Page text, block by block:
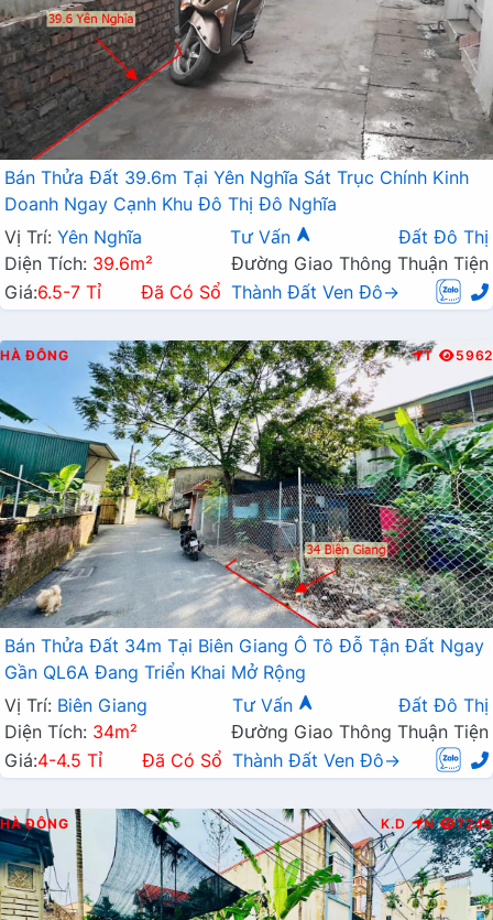
Bán Thửa Đất 39.6m Tại Yên Nghĩa Sát Trục Chính Kinh
Doanh Ngay Cạnh Khu Đô Thị Đô Nghĩa
Vị Trí: Yên Nghĩa Tư Vấn
Đất Đô Thị
Diện Tích: 39.6m²
Đường Giao Thông Thuận Tiện
Giá:6.5-7 Tỉ Đã Có Sổ Thành Đất Ven Đô→
HÀ ĐÔNG T 5962
Bán Thửa Đất 34m Tại Biên Giang Ô Tô Đỗ Tận Đất Ngay
Gần QL6A Đang Triển Khai Mở Rộng
Vị Trí: Biên Giang Tư Vấn
Đất Đô Thị
Diện Tích: 34m²
Đường Giao Thông Thuận Tiện
Giá:4-4.5 Tỉ Đã Có Sổ Thành Đất Ven Đô→
HÀ ĐÔNG K.D N 7245